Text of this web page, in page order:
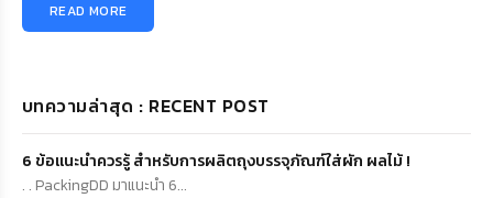
READ MORE
บทความล่าสุด : RECENT POST
6 ข้อแนะนำควรรู้ สำหรับการผลิตถุงบรรจุภัณฑ์ใส่ผัก ผลไม้ !
. . PackingDD มาแนะนำ 6...